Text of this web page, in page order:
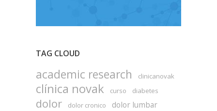
TAG CLOUD
academic research clinicanovak
clínica novak curso diabetes
dolor dolor cronico dolor lumbar